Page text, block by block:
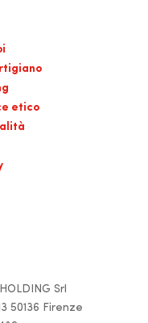
etico
Srl
50136 Firenze